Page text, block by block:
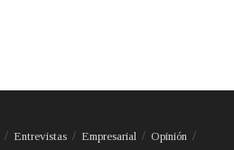
Entrevistas Empresarial
Opinión